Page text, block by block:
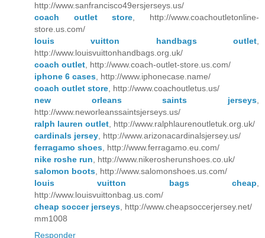
http://www.sanfrancisco49ersjerseys.us/
coach outlet store, http://www.coachoutletonline-
store.us.com/
louis vuitton handbags outlet,
http://www.louisvuittonhandbags.org.uk/
coach outlet, http://www.coach-outlet-store.us.com/
iphone 6 cases, http://www.iphonecase.name/
coach outlet store, http://www.coachoutletus.us/
new orleans saints jerseys,
http://www.neworleanssaintsjerseys.us/
ralph lauren outlet, http://www.ralphlaurenoutletuk.org.uk/
cardinals jersey, http://www.arizonacardinalsjersey.us/
ferragamo shoes, http://www.ferragamo.eu.com/
nike roshe run, http://www.nikerosherunshoes.co.uk/
salomon boots, http://www.salomonshoes.us.com/
louis vuitton bags cheap,
http://www.louisvuittonbag.us.com/
cheap soccer jerseys, http://www.cheapsoccerjersey.net/
mm1008
Responder